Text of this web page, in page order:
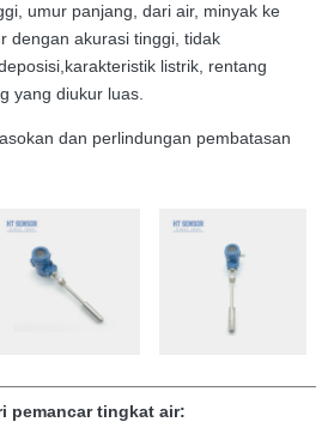
umur panjang, dari air, minyak ke
dengan akurasi tinggi, tidak
listrik, rentang
yang diukur luas.
dan perlindungan pembatasan
pemancar tingkat air: